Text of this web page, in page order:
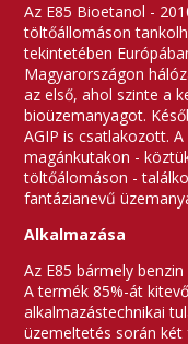
Az E85 Bioetanol -
töltőállomáson
tekintetében
Magyarországon
az első, ahol szinte a
bioüzemanyagot.
AGIP is csatlakozott.
magánkutakon -
töltőálomáson -
fantázianevű
Alkalmazása
Az E85 bármely
A termék 85%-át
alkalmazástechnikai
üzemeltetés során